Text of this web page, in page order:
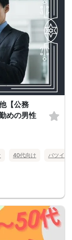
【公務
めの男性
40代向け バツイチ